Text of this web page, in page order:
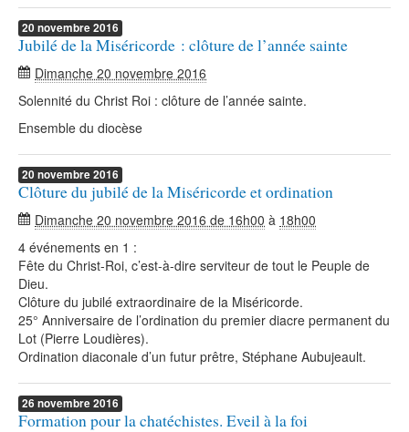
20 novembre2016
Jubilé de la Miséricorde : clôture de l’année sainte
Dimanche 20 novembre 2016
Solennité du Christ Roi : clôture de l’année sainte.
Ensemble du diocèse
20 novembre2016
Clôture du jubilé de la Miséricorde et ordination
Dimanche 20 novembre 2016 de 16h00 à 18h00
4 événements en 1 :
Fête du Christ-Roi, c’est-à-dire serviteur de tout le Peuple de
Dieu.
Clôture du jubilé extraordinaire de la Miséricorde.
25° Anniversaire de l’ordination du premier diacre permanent du
Lot (Pierre Loudières).
Ordination diaconale d’un futur prêtre, Stéphane Aubujeault.
26 novembre2016
Formation pour la chatéchistes. Eveil à la foi